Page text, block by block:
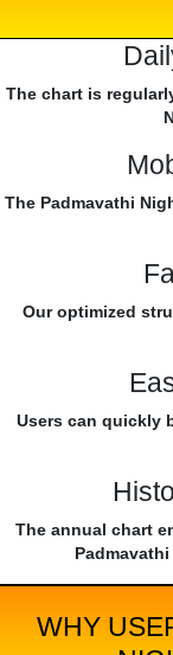
The chart is
The Padmavathi
Our optimized
Users can quickly
The annual chart
WHY